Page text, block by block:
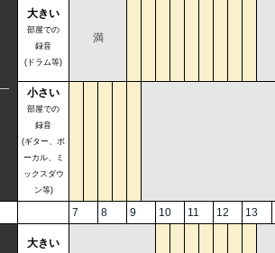
大きい
部屋での
録音
(ドラム等)
満
小さい
部屋での
録音
(ギター、ボ
ーカル、ミ
ックスダウ
ン等)
7 8 9 10 11 12 13
大きい